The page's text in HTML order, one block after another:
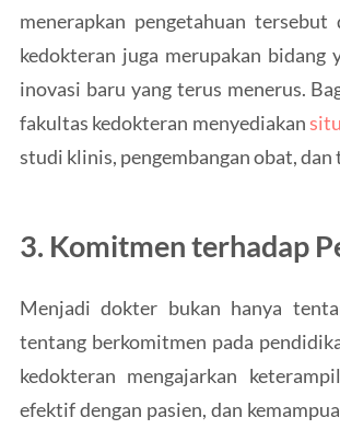
menerapkan pengetahuan
kedokteran juga merupakan bidang
inovasi baru yang terus menerus.
fakultas kedokteran menyediakan
studi klinis, pengembangan obat,
3. Komitmen terhadap
Menjadi dokter bukan hanya
tentang berkomitmen pada
kedokteran mengajarkan
efektif dengan pasien, dan